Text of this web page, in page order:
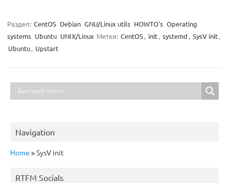
Раздел: CentOS Debian GNU/Linux utils HOWTO's Operating
systems Ubuntu UNIX/Linux Метки: CentOS, init, systemd , SysV init,
Ubuntu, Upstart
Navigation
Home »SysV init
RTFM Socials